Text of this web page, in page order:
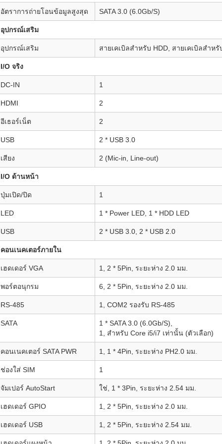
อัตราการถ่ายโอนข้อมูลสูงสุด SATA 3.0 (6.0Gb/S)
อุปกรณ์เสริม
อุปกรณ์เสริม สายเคเบิลสำหรับ HDD, สายเคเบิลสำห
I/O จริง
DC-IN 1
HDMI 2
อีเธอร์เน็ต 2
USB 2 * USB 3.0
เสียง 2 (Mic-in, Line-out)
I/O ด้านหน้า
ปุ่มเปิด/ปิด 1
LED 1 * Power LED, 1 * HDD LED
USB 2 * USB 3.0, 2 * USB 2.0
คอนเนคเตอร์ภายใน
เฮดเดอร์ VGA 1, 2 * 5Pin, ระยะห่าง 2.0 มม.
พอร์ตอนุกรม 6, 2 * 5Pin, ระยะห่าง 2.0 มม.
RS-485 1, COM2 รองรับ RS-485
SATA
1 * SATA 3.0 (6.0Gb/S),
1, สำหรับ Core i5/i7 เท่านั้น (ตัวเลือก)
คอนเนคเตอร์ SATA PWR 1, 1 * 4Pin, ระยะห่าง PH2.0 มม.
ช่องใส่ SIM 1
จัมเปอร์ AutoStart ใช่, 1 * 3Pin, ระยะห่าง 2.54 มม.
เฮดเดอร์ GPIO 1, 2 * 5Pin, ระยะห่าง 2.0 มม.
เฮดเดอร์ USB 1, 2 * 5Pin, ระยะห่าง 2.54 มม.